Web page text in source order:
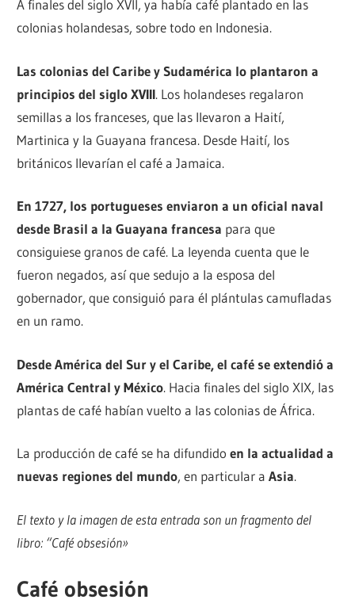
A finales del siglo XVII, ya había café plantado en las
colonias holandesas, sobre todo en Indonesia.
Las colonias del Caribe y Sudamérica lo plantaron a
principios del siglo XVIII. Los holandeses regalaron
semillas a los franceses, que las llevaron a Haití,
Martinica y la Guayana francesa. Desde Haití, los
británicos llevarían el café a Jamaica.
En 1727, los portugueses enviaron a un oficial naval
desde Brasil a la Guayana francesa para que
consiguiese granos de café. La leyenda cuenta que le
fueron negados, así que sedujo a la esposa del
gobernador, que consiguió para él plántulas camufladas
en un ramo.
Desde América del Sur y el Caribe, el café se extendió a
América Central y México. Hacia finales del siglo XIX, las
plantas de café habían vuelto a las colonias de África.
La producción de café se ha difundidoen la actualidad a
nuevas regiones del mundo, en particular aAsia.
El texto y la imagen de esta entrada son un fragmento del
libro: “Café obsesión»
Café obsesión